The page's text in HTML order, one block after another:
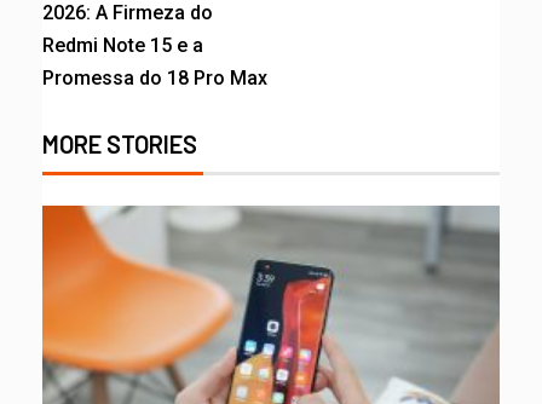
2026: A Firmeza do
Redmi Note 15 e a
Promessa do 18 Pro Max
MORE STORIES